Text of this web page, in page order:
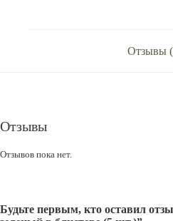
Отзывы
Отзывы
Отзывов пока нет.
Будьте первым, кто оставил